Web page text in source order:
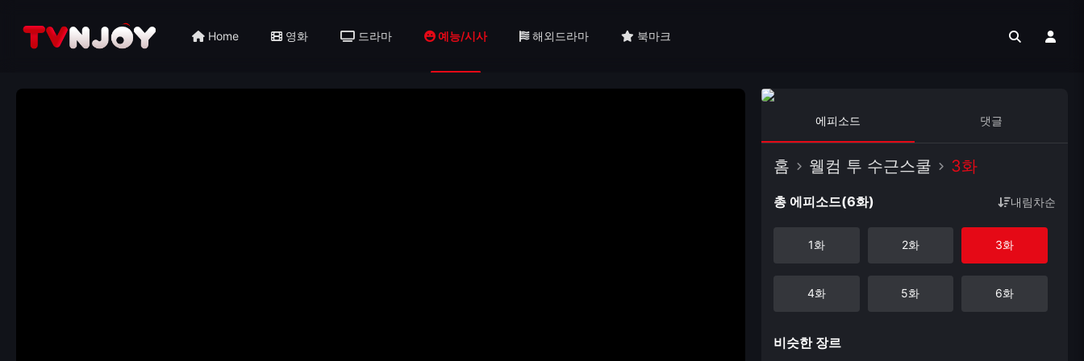
Home 영화 드라마 예능/시사 해외드라마 북마크
에피소드 댓글
홈 웰컴 투 수근스쿨 3화
총 에피소드(6화) 내림차순
1화 2화 3화
4화 5화 6화
비슷한 장르